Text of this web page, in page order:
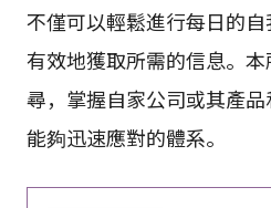
不僅可以輕鬆進行每日的
有效地獲取所需的信息。
尋，掌握自家公司或其產
能夠迅速應對的體系。